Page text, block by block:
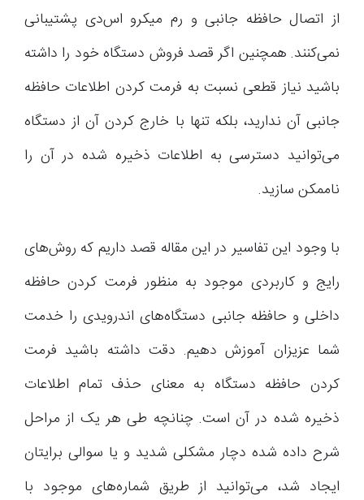
از اتصال حافظه جانبی و رم میکرو اس‌دی پشتیبانی
نمی‌کنند. همچنین اگر قصد فروش دستگاه خود را داشته
باشید نیاز قطعی نسبت به فرمت کردن اطلاعات حافظه
جانبی آن ندارید، بلکه تنها با خارج کردن آن از دستگاه
می‌توانید دسترسی به اطلاعات ذخیره شده در آن را
ناممکن سازید.
با وجود این تفاسیر در این مقاله قصد داریم که روش‌های
رایج و کاربردی موجود به منظور فرمت کردن حافظه
داخلی و حافظه جانبی دستگاه‌های اندرویدی را خدمت
شما عزیزان آموزش دهیم. دقت داشته باشید فرمت
کردن حافظه دستگاه به معنای حذف تمام اطلاعات
ذخیره شده در آن است. چنانچه طی هر یک از مراحل
شرح داده شده دچار مشکلی شدید و یا سوالی برایتان
ایجاد شد، می‌توانید از طریق شماره‌های موجود با